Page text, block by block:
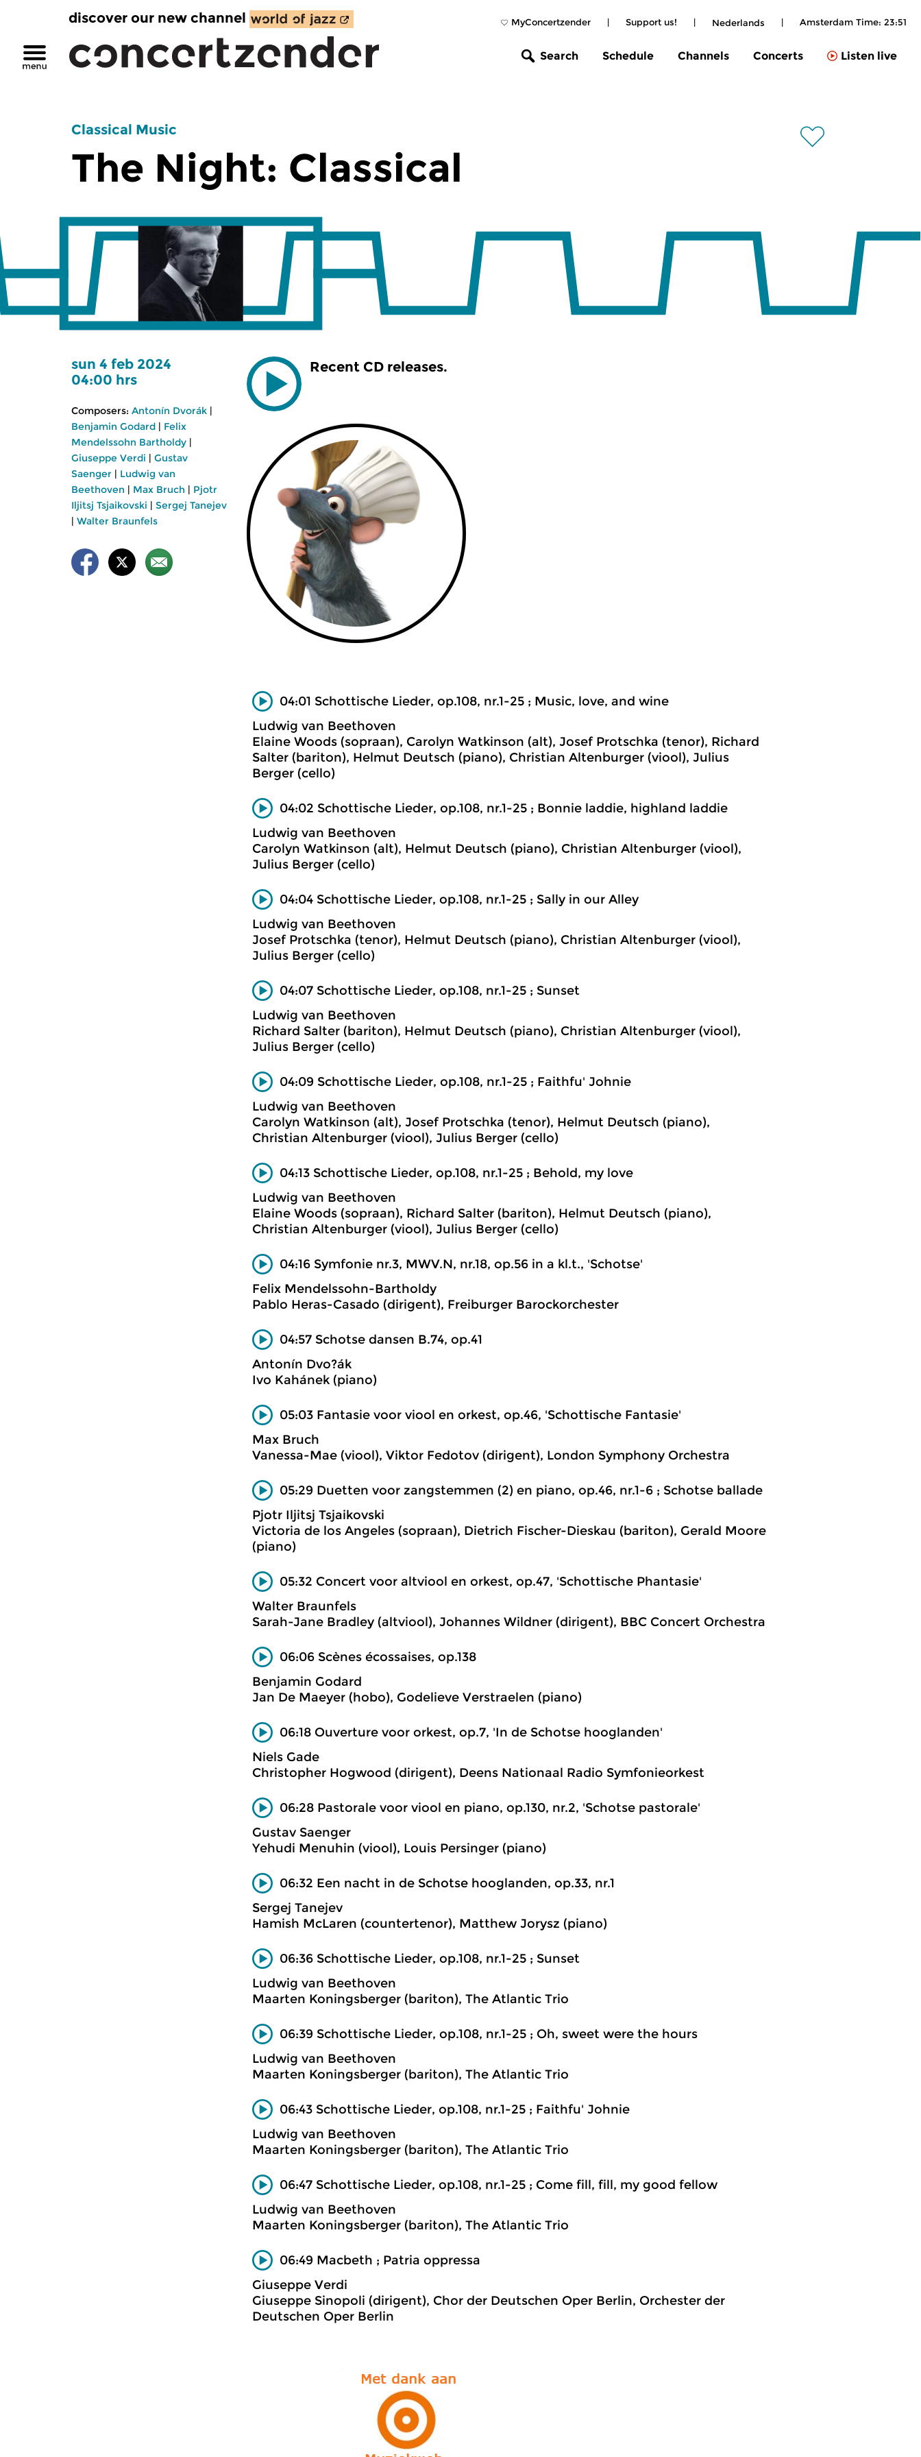
MyConcertzender | Support us! | Nederlands | Amsterdam Time: 23:51
discover our new channel
Search Schedule Channels Concerts Listen live
Classical Music
The Night: Classical
sun 4 feb 2024
04:00 hrs
Composers: Antonín Dvorák |
Benjamin Godard | Felix
Mendelssohn Bartholdy |
Giuseppe Verdi | Gustav
Saenger | Ludwig van
Beethoven | Max Bruch | Pjotr
Iljitsj Tsjaikovski | Sergej Tanejev
| Walter Braunfels
Recent CD releases.
04:01 Schottische Lieder, op.108, nr.1-25 ; Music, love, and wine
Ludwig van Beethoven
Elaine Woods (sopraan), Carolyn Watkinson (alt), Josef Protschka (tenor), Richard
Salter (bariton), Helmut Deutsch (piano), Christian Altenburger (viool), Julius
Berger (cello)
04:02 Schottische Lieder, op.108, nr.1-25 ; Bonnie laddie, highland laddie
Ludwig van Beethoven
Carolyn Watkinson (alt), Helmut Deutsch (piano), Christian Altenburger (viool),
Julius Berger (cello)
04:04 Schottische Lieder, op.108, nr.1-25 ; Sally in our Alley
Ludwig van Beethoven
Josef Protschka (tenor), Helmut Deutsch (piano), Christian Altenburger (viool),
Julius Berger (cello)
04:07 Schottische Lieder, op.108, nr.1-25 ; Sunset
Ludwig van Beethoven
Richard Salter (bariton), Helmut Deutsch (piano), Christian Altenburger (viool),
Julius Berger (cello)
04:09 Schottische Lieder, op.108, nr.1-25 ; Faithfu' Johnie
Ludwig van Beethoven
Carolyn Watkinson (alt), Josef Protschka (tenor), Helmut Deutsch (piano),
Christian Altenburger (viool), Julius Berger (cello)
04:13 Schottische Lieder, op.108, nr.1-25 ; Behold, my love
Ludwig van Beethoven
Elaine Woods (sopraan), Richard Salter (bariton), Helmut Deutsch (piano),
Christian Altenburger (viool), Julius Berger (cello)
04:16 Symfonie nr.3, MWV.N, nr.18, op.56 in a kl.t., 'Schotse'
Felix Mendelssohn-Bartholdy
Pablo Heras-Casado (dirigent), Freiburger Barockorchester
04:57 Schotse dansen B.74, op.41
Antonín Dvo?ák
Ivo Kahánek (piano)
05:03 Fantasie voor viool en orkest, op.46, 'Schottische Fantasie'
Max Bruch
Vanessa-Mae (viool), Viktor Fedotov (dirigent), London Symphony Orchestra
05:29 Duetten voor zangstemmen (2) en piano, op.46, nr.1-6 ; Schotse ballade
Pjotr Iljitsj Tsjaikovski
Victoria de los Angeles (sopraan), Dietrich Fischer-Dieskau (bariton), Gerald Moore
(piano)
05:32 Concert voor altviool en orkest, op.47, 'Schottische Phantasie'
Walter Braunfels
Sarah-Jane Bradley (altviool), Johannes Wildner (dirigent), BBC Concert Orchestra
06:06 Scènes écossaises, op.138
Benjamin Godard
Jan De Maeyer (hobo), Godelieve Verstraelen (piano)
06:18 Ouverture voor orkest, op.7, 'In de Schotse hooglanden'
Niels Gade
Christopher Hogwood (dirigent), Deens Nationaal Radio Symfonieorkest
06:28 Pastorale voor viool en piano, op.130, nr.2, 'Schotse pastorale'
Gustav Saenger
Yehudi Menuhin (viool), Louis Persinger (piano)
06:32 Een nacht in de Schotse hooglanden, op.33, nr.1
Sergej Tanejev
Hamish McLaren (countertenor), Matthew Jorysz (piano)
06:36 Schottische Lieder, op.108, nr.1-25 ; Sunset
Ludwig van Beethoven
Maarten Koningsberger (bariton), The Atlantic Trio
06:39 Schottische Lieder, op.108, nr.1-25 ; Oh, sweet were the hours
Ludwig van Beethoven
Maarten Koningsberger (bariton), The Atlantic Trio
06:43 Schottische Lieder, op.108, nr.1-25 ; Faithfu' Johnie
Ludwig van Beethoven
Maarten Koningsberger (bariton), The Atlantic Trio
06:47 Schottische Lieder, op.108, nr.1-25 ; Come fill, fill, my good fellow
Ludwig van Beethoven
Maarten Koningsberger (bariton), The Atlantic Trio
06:49 Macbeth ; Patria oppressa
Giuseppe Verdi
Giuseppe Sinopoli (dirigent), Chor der Deutschen Oper Berlin, Orchester der
Deutschen Oper Berlin